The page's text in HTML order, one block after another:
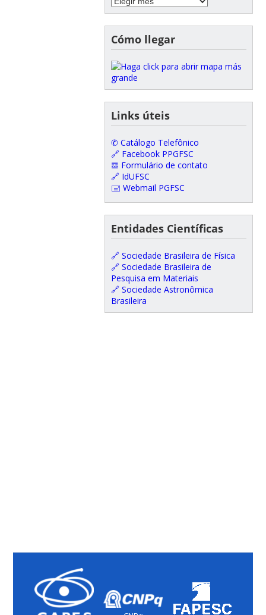
Cómo llegar
Links úteis
✆ Catálogo Telefônico
🔗 Facebook PPGFSC
𝌕 Formulário de contato
🔗 IdUFSC
🖃 Webmail PGFSC
Entidades Científicas
🔗 Sociedade Brasileira de Física
🔗 Sociedade Brasileira de
Pesquisa em Materiais
🔗 Sociedade Astronômica
Brasileira